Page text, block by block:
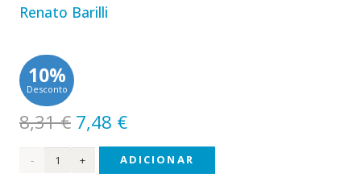
Renato Barilli
10%
Desconto
8,31€ O
preço
original
7,48 €O
preço
atual
Quantidade
ADICIONAR